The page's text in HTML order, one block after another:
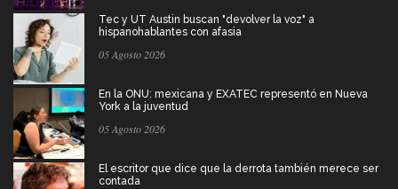
Tec y UT Austin buscan "devolver la voz" a
hispanohablantes con afasia
05 Agosto 2026
En la ONU: mexicana y EXATEC representó en Nueva
York a la juventud
05 Agosto 2026
El escritor que dice que la derrota también merece ser
contada